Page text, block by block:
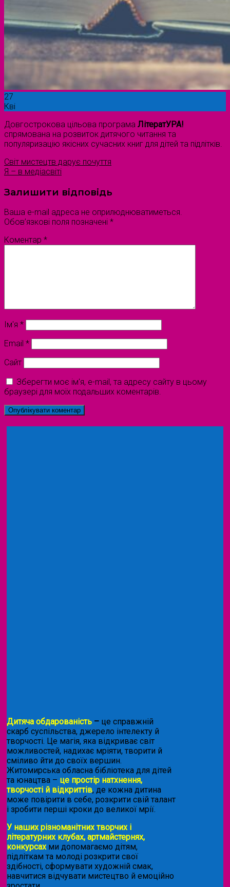
27
Кві
Довгострокова цільова програма ЛітератУРА!
спрямована на розвиток дитячого читання та
популяризацію якісних сучасних книг для дітей та підлітків.
Світ мистецтв дарує почуття
Я – в медіасвіті
Залишити відповідь
Ваша e-mail адреса не оприлюднюватиметься.
Обов’язкові поля позначені *
Коментар *
Ім'я *
Email *
Сайт
Зберегти моє ім'я, e-mail, та адресу сайту в цьому
браузері для моїх подальших коментарів.
Дитяча обдарованість – це справжній
скарб суспільства, джерело інтелекту й
творчості. Це магія, яка відкриває світ
можливостей, надихає мріяти, творити й
сміливо йти до своїх вершин.
Житомирська обласна бібліотека для дітей
та юнацтва – це простір натхнення,
творчості й відкриттів, де кожна дитина
може повірити в себе, розкрити свій талант
і зробити перші кроки до великої мрії.
У наших різноманітних творчих і
літературних клубах, артмайстернях,
конкурсахми допомагаємо дітям,
підліткам та молоді розкрити свої
здібності, сформувати художній смак,
навчитися відчувати мистецтво й емоційно